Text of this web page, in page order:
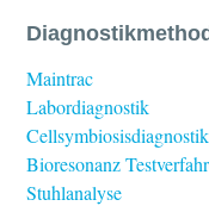
Maintrac
Labordiagnostik
Cellsymbiosisdiagnostik
Bioresonanz
Stuhlanalyse